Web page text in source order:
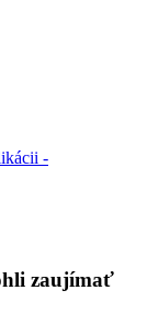
-
zaujímať